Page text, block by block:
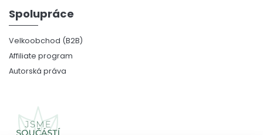
Spolupráce
Velkoobchod (B2B)
Affiliate program
Autorská práva